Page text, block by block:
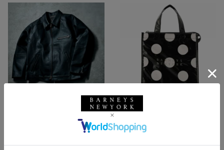
BARNEYS NEW YORK by ANC
NEW
BARNEYS NEW YORK
ロゴ入りPVC保冷トートバッ